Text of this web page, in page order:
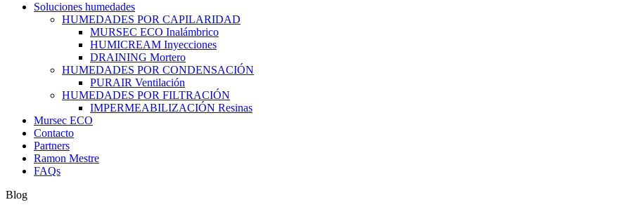
Soluciones humedades
HUMEDADES POR CAPILARIDAD
MURSEC ECO Inalámbrico
HUMICREAM Inyecciones
DRAINING Mortero
HUMEDADES POR CONDENSACIÓN
PURAIR Ventilación
HUMEDADES POR FILTRACIÓN
IMPERMEABILIZACIÓN Resinas
Mursec ECO
Contacto
Partners
Ramon Mestre
FAQs
Blog